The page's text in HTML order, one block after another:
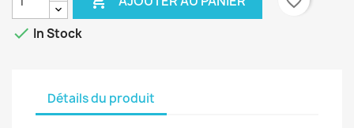
 In Stock
Détails du produit